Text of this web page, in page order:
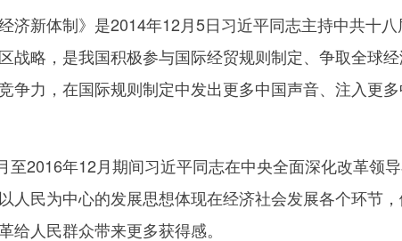
新体制》是2014年12月5日习近平同志主持中共十八
战略，是我国积极参与国际经贸规则制定、争取全球
争力，在国际规则制定中发出更多中国声音、注入更
2016年12月期间习近平同志在中央全面深化改革领
人民为中心的发展思想体现在经济社会发展各个环节
人民群众带来更多获得感。